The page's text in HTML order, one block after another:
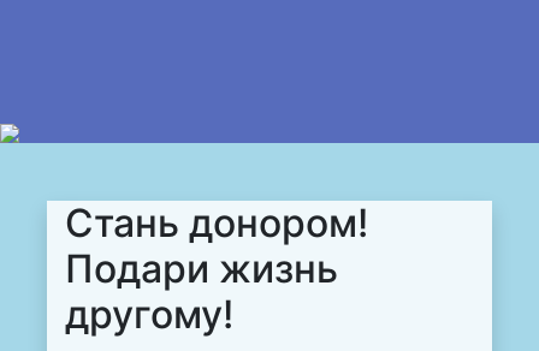
Стань донором!
Подари жизнь
другому!